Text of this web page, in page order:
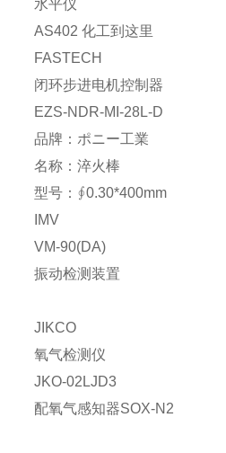
水平仪
AS402 化工到这里
FASTECH
闭环步进电机控制器
EZS-NDR-MI-28L-D
品牌：ポニー工業
名称：淬火棒
型号：∮0.30*400mm
IMV
VM-90(DA)
振动检测装置
JIKCO
氧气检测仪
JKO-02LJD3
配氧气感知器SOX-N2